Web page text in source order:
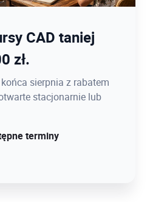
promocji Blind
Blind Bird na
2026 - dołącz w
CAD taniej
zł.
sierpnia z rabatem
stacjonarnie lub
terminy